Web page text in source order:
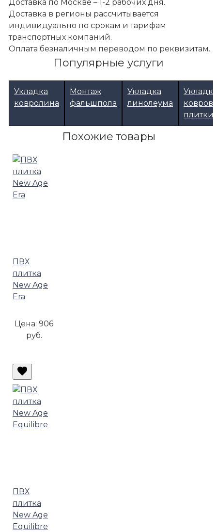
Доставка по Москве – 1-2 рабочих дня.
Доставка в регионы рассчитывается
индивидуально по срокам и тарифам
транспортных компаний.
Оплата безналичным переводом по реквизитам.
Популярные услуги
Укладка
ковролина
Монтаж
фальшпола
Укладка
линолеума
Укладка
плитки
Похожие товары
ПВХ
плитка
New Age
Era
Цена:906
руб.
ПВХ
плитка
New Age
Equilibre